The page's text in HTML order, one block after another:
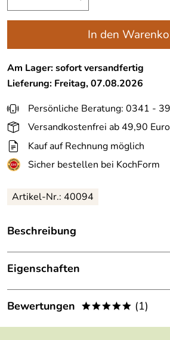
In den
Am Lager: sofort versandfertig
Lieferung: Freitag, 07.08.2026
Persönliche Beratung: 0341 -
Versandkostenfrei ab 49,90
Kauf auf Rechnung möglich
Sicher bestellen bei KochForm
Artikel-Nr.: 40094
Beschreibung
Joseph Joseph Küchensieb mit
teilig. Zum Abseihen von Gemüse
Die Serie Nest von Joseph Joseph
für praktisches und platzsparendes
Produkte der Serie wurden
Eigenschaften
Lieferumfang:
Küchensieb
Bewertungen ***** (1)